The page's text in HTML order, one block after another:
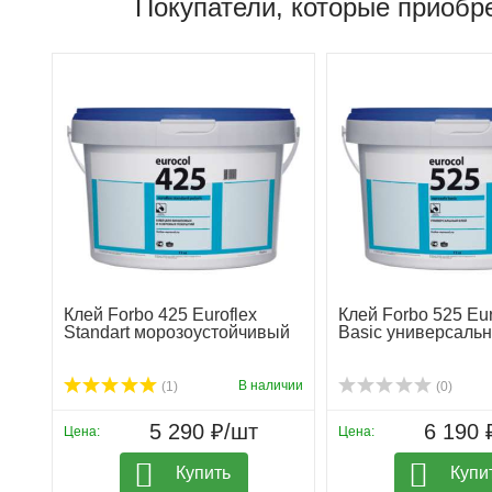
Покупатели, которые
Клей Forbo 425 Euroflex
Standart морозоустойчивый
(1) В наличии
Цена: 5 290 ₽/шт
Купить
Клей Forbo 525
Basic
(0)
Цена: 6 190